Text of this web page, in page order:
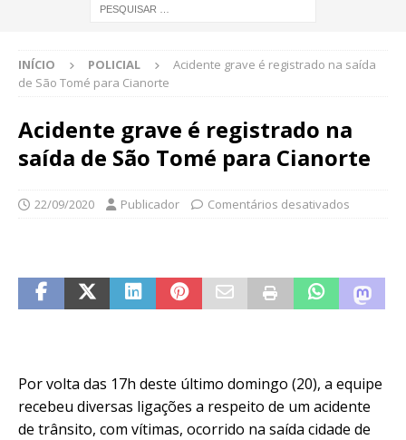
INÍCIO POLICIAL
Acidente grave é registrado na saída
de São Tomé para Cianorte
Acidente grave é registrado na
saída de São Tomé para Cianorte
22/09/2020 Publicador Comentários desativados
Por volta das 17h deste último domingo (20), a equipe
recebeu diversas ligações a respeito de um acidente
de trânsito, com vítimas, ocorrido na saída cidade de